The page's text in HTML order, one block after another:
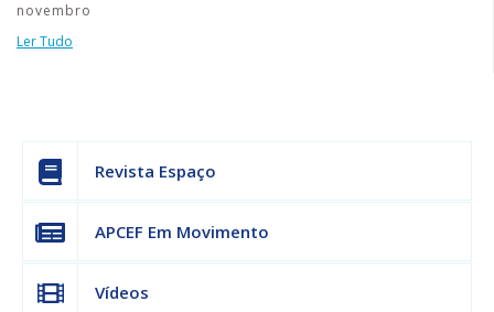
novembro
Ler Tudo
Revista Espaço
APCEF Em Movimento
Vídeos